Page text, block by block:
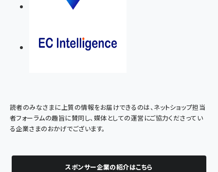
読者のみなさまに上質の情報をお届けできるのは、ネットショップ担当
者フォーラムの趣旨に賛同し、媒体としての運営にご協力くださってい
る企業さまのおかげでございます。
スポンサー企業の紹介はこちら